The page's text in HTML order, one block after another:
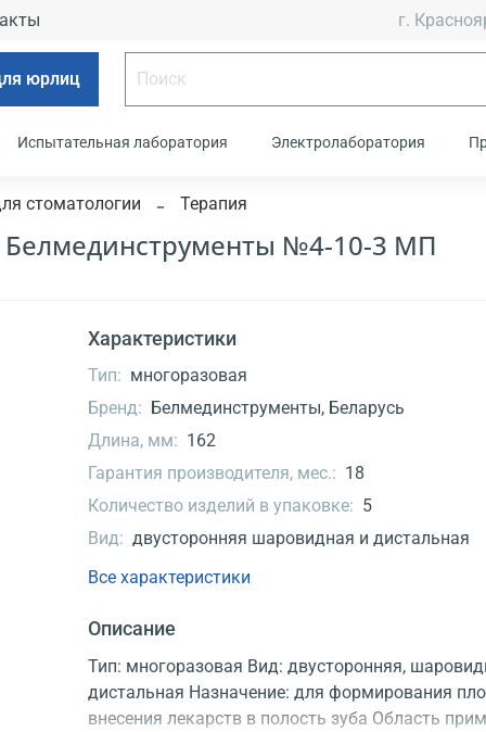
г.
юрлиц
Испытательная лаборатория Электролаборатория
стоматологии Терапия
Белмединструменты №4-10-3 МП
Характеристики
Тип: многоразовая
Бренд: Белмединструменты, Беларусь
Длина, мм: 162
Гарантия производителя, мес.: 18
Количество изделий в упаковке: 5
Вид: двусторонняя шаровидная и дистальная
Все характеристики
Описание
Тип: многоразовая Вид: двусторонняя,
дистальная Назначение: для формирования
внесения лекарств в полость зуба Область